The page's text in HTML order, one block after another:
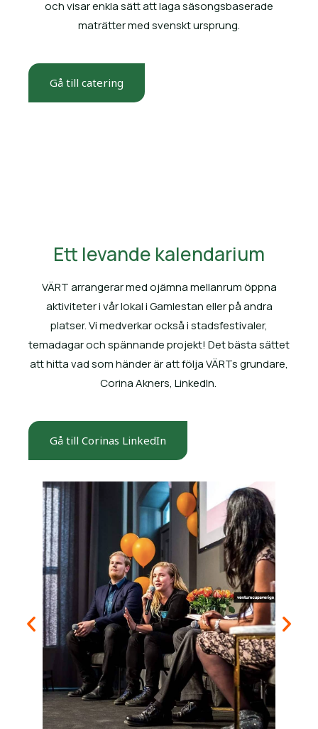
och visar enkla sätt att laga säsongsbaserade
maträtter med svenskt ursprung.
Gå till catering
Ett levande kalendarium
VÄRT arrangerar med ojämna mellanrum öppna
aktiviteter i vår lokal i Gamlestan eller på andra
platser. Vi medverkar också i stadsfestivaler,
temadagar och spännande projekt! Det bästa sättet
att hitta vad som händer är att följa VÄRTs grundare,
Corina Akners, LinkedIn.
Gå till Corinas LinkedIn